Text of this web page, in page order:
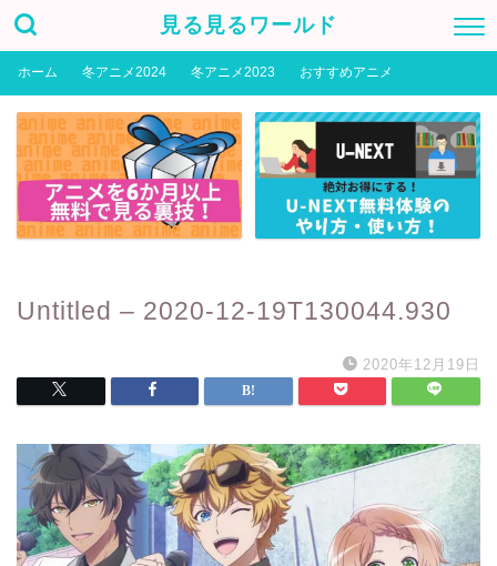
見る見るワールド
ホーム 冬アニメ2024 冬アニメ2023 おすすめアニメ
Untitled – 2020-12-19T130044.930
2020年12月19日